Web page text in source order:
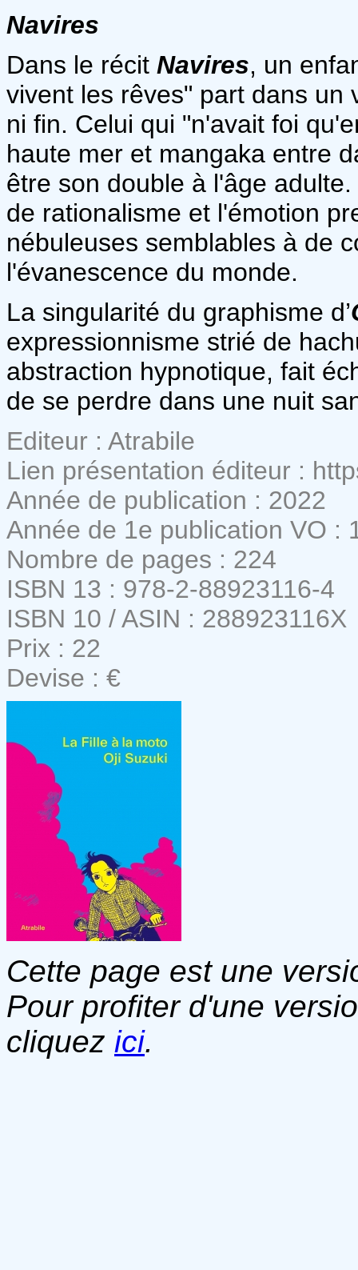
Navires
Dans le récit Navires, un
vivent les rêves" part dans un
ni fin. Celui qui "n'avait foi
haute mer et mangaka entre
être son double à l'âge
de rationalisme et l'émotion
nébuleuses semblables à de
l'évanescence du monde.
La singularité du graphisme d’
expressionnisme strié de
abstraction hypnotique, fait
de se perdre dans une nuit
Editeur : Atrabile
Lien présentation éditeur :
Année de publication : 2022
Année de 1e publication VO :
Nombre de pages : 224
ISBN 13 : 978-2-88923116-4
ISBN 10 / ASIN : 288923116X
Prix : 22
Devise : €
Cette page est une
Pour profiter d'une
cliquez ici.